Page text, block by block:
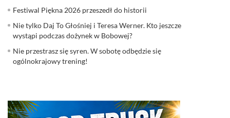
Festiwal Piękna 2026 przeszedł do historii
Nie tylko Daj To Głośniej i Teresa Werner. Kto jeszcze
wystąpi podczas dożynek w Bobowej?
Nie przestrasz się syren. W sobotę odbędzie się
ogólnokrajowy trening!